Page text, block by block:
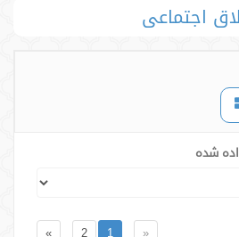
اجتماعی
شده
«
1
2
»